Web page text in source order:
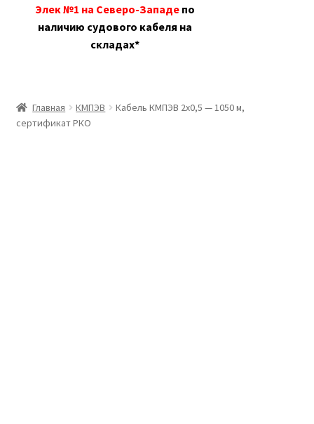
Элек №1 на Северо-Западе по
наличию судового кабеля на
складах*
Доставка и оплата
Главная КМПЭВ
Кабель КМПЭВ 2х0,5 — 1050 м,
сертификат РКО